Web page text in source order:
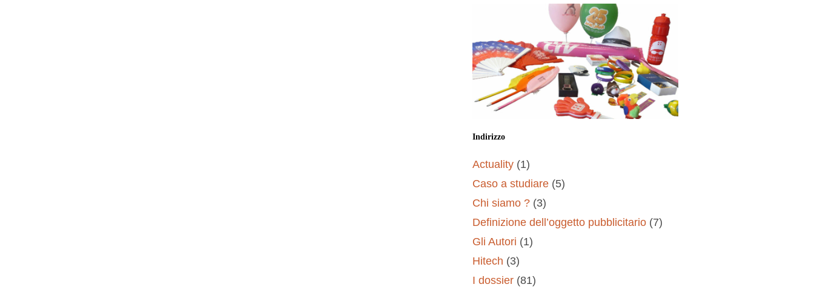
Indirizzo
Actuality (1)
Caso a studiare (5)
Chi siamo ? (3)
Definizione dell’oggetto pubblicitario (7)
Gli Autori (1)
Hitech (3)
I dossier (81)